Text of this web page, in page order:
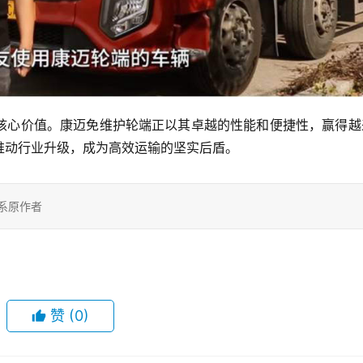
价值。康迈免维护轮端正以其卓越的性能和便捷性，赢得
行业升级，成为高效运输的坚实后盾。
原作者
赞 (0)